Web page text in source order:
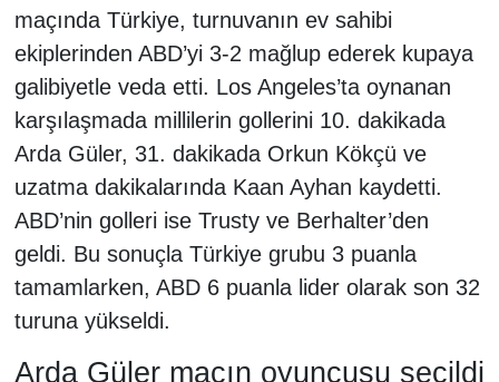
maçında Türkiye, turnuvanın ev sahibi
ekiplerinden ABD’yi 3-2 mağlup ederek kupaya
galibiyetle veda etti. Los Angeles’ta oynanan
karşılaşmada millilerin gollerini 10. dakikada
Arda Güler, 31. dakikada Orkun Kökçü ve
uzatma dakikalarında Kaan Ayhan kaydetti.
ABD’nin golleri ise Trusty ve Berhalter’den
geldi. Bu sonuçla Türkiye grubu 3 puanla
tamamlarken, ABD 6 puanla lider olarak son 32
turuna yükseldi.
Arda Güler maçın oyuncusu seçildi